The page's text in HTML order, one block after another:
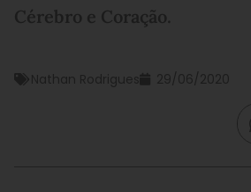
Cérebro e Coração.
Nathan Rodrigues 29/06/2020